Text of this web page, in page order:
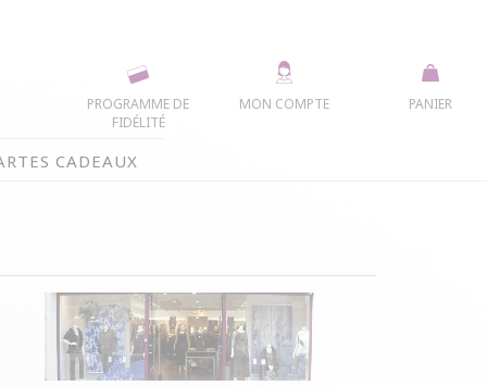
PANIER
MON COMPTE
PROGRAMME DE
FIDÉLITÉ
CADEAUX